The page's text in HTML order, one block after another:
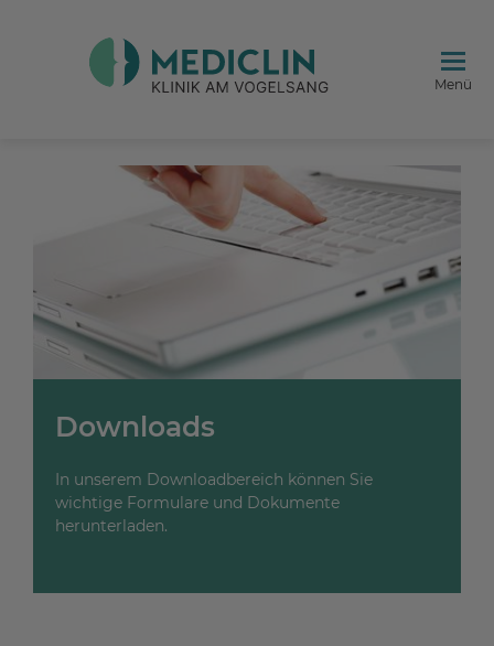
Menü
Downloads
In unserem Downloadbereich können Sie
wichtige Formulare und Dokumente
herunterladen.